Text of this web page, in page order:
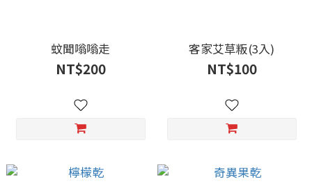
蚊聞嗡嗡走
NT$200
客家艾草粄(3入)
NT$100